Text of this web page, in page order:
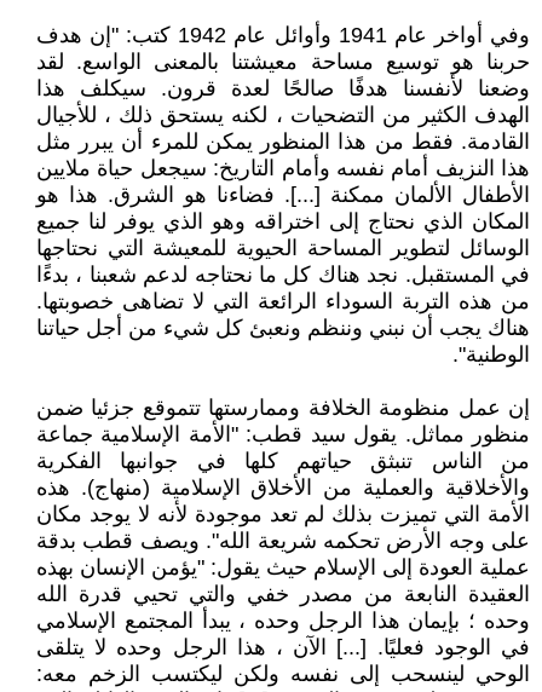
وفي أواخر عام 1941 وأوائل عام 1942 كتب: "إن هدف
حربنا هو توسيع مساحة معيشتنا بالمعنى الواسع. لقد
وضعنا لأنفسنا هدفًا صالحًا لعدة قرون. سيكلف هذا
الهدف الكثير من التضحيات ، لكنه يستحق ذلك ، للأجيال
القادمة. فقط من هذا المنظور يمكن للمرء أن يبرر مثل
هذا النزيف أمام نفسه وأمام التاريخ: سيجعل حياة ملايين
الأطفال الألمان ممكنة [...]. فضاءنا هو الشرق. هذا هو
المكان الذي نحتاج إلى اختراقه وهو الذي يوفر لنا جميع
الوسائل لتطوير المساحة الحيوية للمعيشة التي نحتاجها
في المستقبل. نجد هناك كل ما نحتاجه لدعم شعبنا ، بدءًا
من هذه التربة السوداء الرائعة التي لا تضاهى خصوبتها.
هناك يجب أن نبني وننظم ونعبئ كل شيء من أجل حياتنا
الوطنية".
إن عمل منظومة الخلافة وممارستها تتموقع جزئيا ضمن
منظور مماثل. يقول سيد قطب: "الأمة الإسلامية جماعة
من الناس تنبثق حياتهم كلها في جوانبها الفكرية
والأخلاقية والعملية من الأخلاق الإسلامية (منهاج). هذه
الأمة التي تميزت بذلك لم تعد موجودة لأنه لا يوجد مكان
على وجه الأرض تحكمه شريعة الله". ويصف قطب بدقة
عملية العودة إلى الإسلام حيث يقول: "يؤمن الإنسان بهذه
العقيدة النابعة من مصدر خفي والتي تحيي قدرة الله
وحده ؛ بإيمان هذا الرجل وحده ، يبدأ المجتمع الإسلامي
في الوجود فعليًا. [...] الآن ، هذا الرجل وحده لا يتلقى
الوحي لينسحب إلى نفسه ولكن ليكتسب الزخم معه: